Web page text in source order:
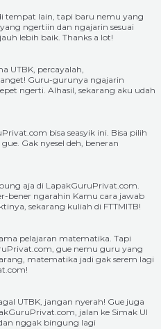
tempat lain, tapi baru nemu yang
ngertiin dan ngajarin sesuai
lebih baik. Thanks a lot!
UTBK, percayalah,
Guru-gurunya ngajarin
ngerti. Alhasil, sekarang aku udah
bisa seasyik ini. Bisa pilih
Gak nyesel deh, beneran
aja di LapakGuruPrivat.com.
bener ngarahin Kamu cara jawab
sekarang kuliah di FTTMITB!
pelajaran matematika. Tapi
gue nemu guru yang
matematika jadi gak serem lagi
UTBK, jangan nyerah! Gue juga
jalan ke Simak UI
nggak bingung lagi